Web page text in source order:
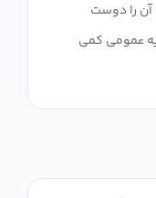
آن را دوست
عمومی کمی